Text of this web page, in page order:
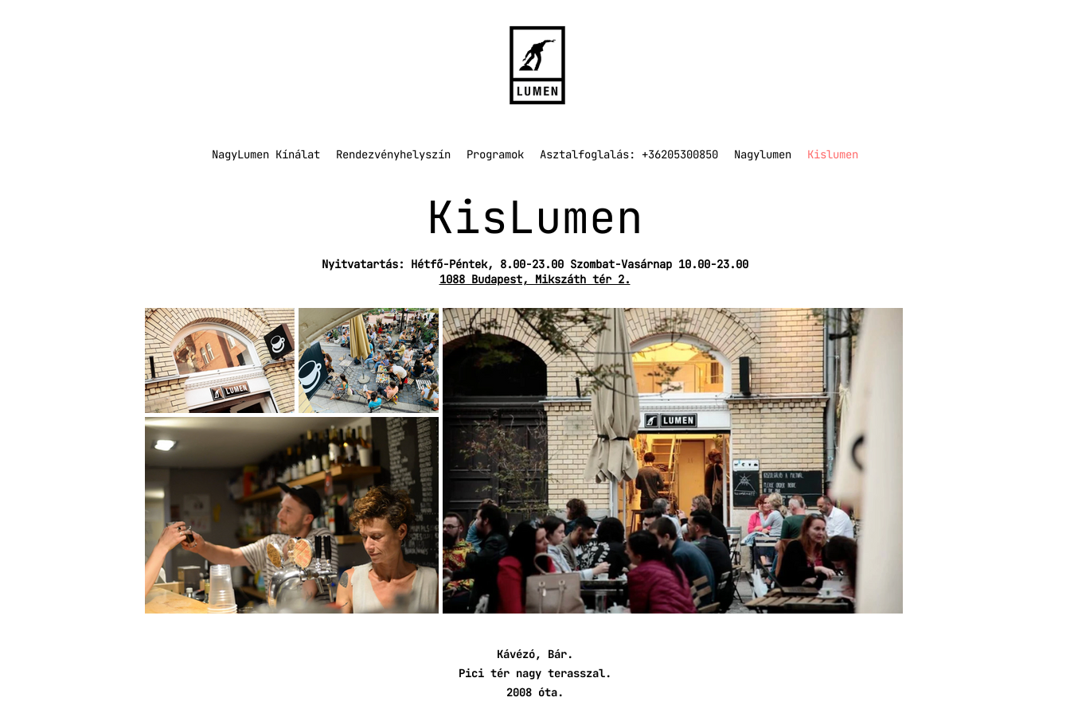
NagyLumen Kínálat Rendezvényhelyszín Programok Asztalfoglalás: +36205300850 Nagylumen Kislumen
KisLumen
Nyitvatartás: Hétfő-Péntek, 8.00-23.00 Szombat-Vasárnap 10.00-23.00
1088 Budapest, Mikszáth tér 2.
Kávézó, Bár.
Pici tér nagy terasszal.
2008 óta.